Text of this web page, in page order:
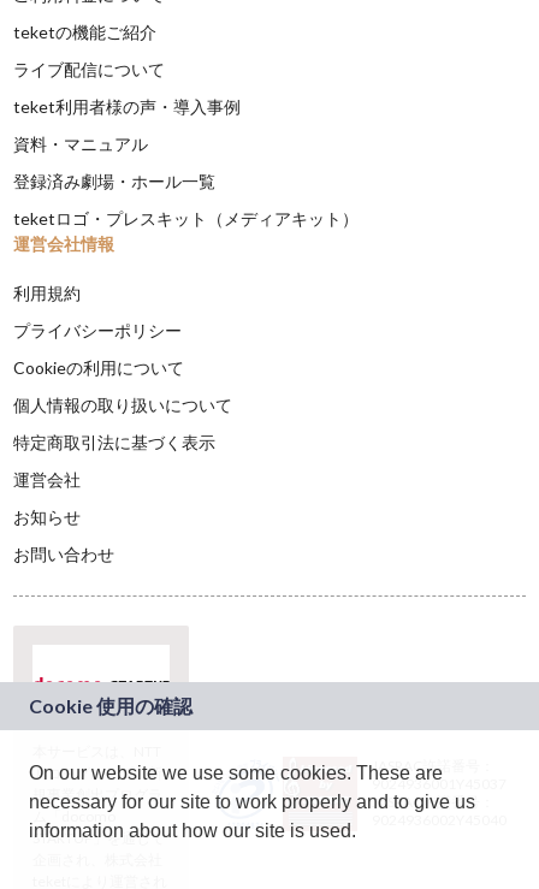
teketの機能ご紹介
ライブ配信について
teket利用者様の声・導入事例
資料・マニュアル
登録済み劇場・ホール一覧
teketロゴ・プレスキット（メディアキット）
運営会社情報
利用規約
プライバシーポリシー
Cookieの利用について
個人情報の取り扱いについて
特定商取引法に基づく表示
運営会社
お知らせ
お問い合わせ
ドコモグループの新
規事業創出プログラ
ム「docomo
STARTUP」を通じて
JASRAC許諾番号：
9024936001Y45037
JASRAC許諾番号：
On our website we use some cookies. These are
necessary for our site to work properly and to give us
information about how our site is used.